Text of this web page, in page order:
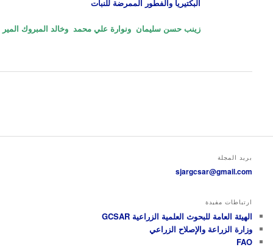
البكتيريا والفطور الممرضة للنبات
زينب حسن سليمان ونوارة علي محمد وخالد المبروك المير
بريد المجلة
sjargcsar@gmail.com
ارتباطات مفيدة
الهيئة العامة للبحوث العلمية الزراعية GCSAR
وزارة الزراعة والإصلاح الزراعي
FAO